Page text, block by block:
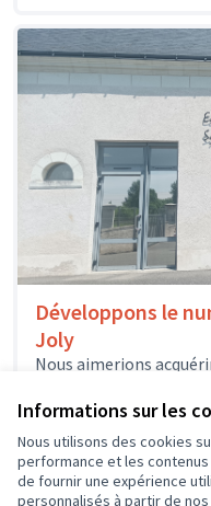
Informations sur les
Nous utilisons des cookies
performance et les
de fournir une expérience
personnalisés à partir de
Développons le
Joly
Nous aimerions
ordinateurs portables,